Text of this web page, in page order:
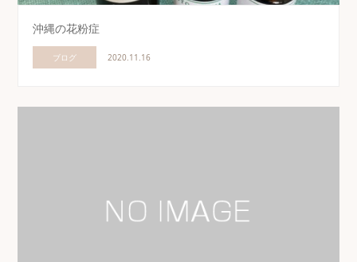
沖縄の花粉症
ブログ 2020.11.16